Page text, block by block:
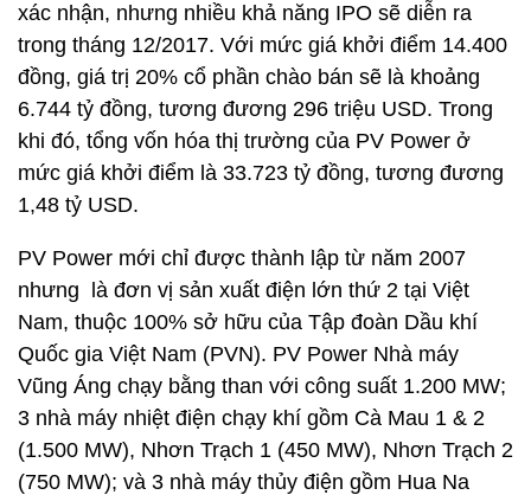
xác nhận, nhưng nhiều khả năng IPO sẽ diễn ra
trong tháng 12/2017. Với mức giá khởi điểm 14.400
đồng, giá trị 20% cổ phần chào bán sẽ là khoảng
6.744 tỷ đồng, tương đương 296 triệu USD. Trong
khi đó, tổng vốn hóa thị trường của PV Power ở
mức giá khởi điểm là 33.723 tỷ đồng, tương đương
1,48 tỷ USD.
PV Power mới chỉ được thành lập từ năm 2007
nhưng là đơn vị sản xuất điện lớn thứ 2 tại Việt
Nam, thuộc 100% sở hữu của Tập đoàn Dầu khí
Quốc gia Việt Nam (PVN). PV Power Nhà máy
Vũng Áng chạy bằng than với công suất 1.200 MW;
3 nhà máy nhiệt điện chạy khí gồm Cà Mau 1 & 2
(1.500 MW), Nhơn Trạch 1 (450 MW), Nhơn Trạch 2
(750 MW); và 3 nhà máy thủy điện gồm Hua Na